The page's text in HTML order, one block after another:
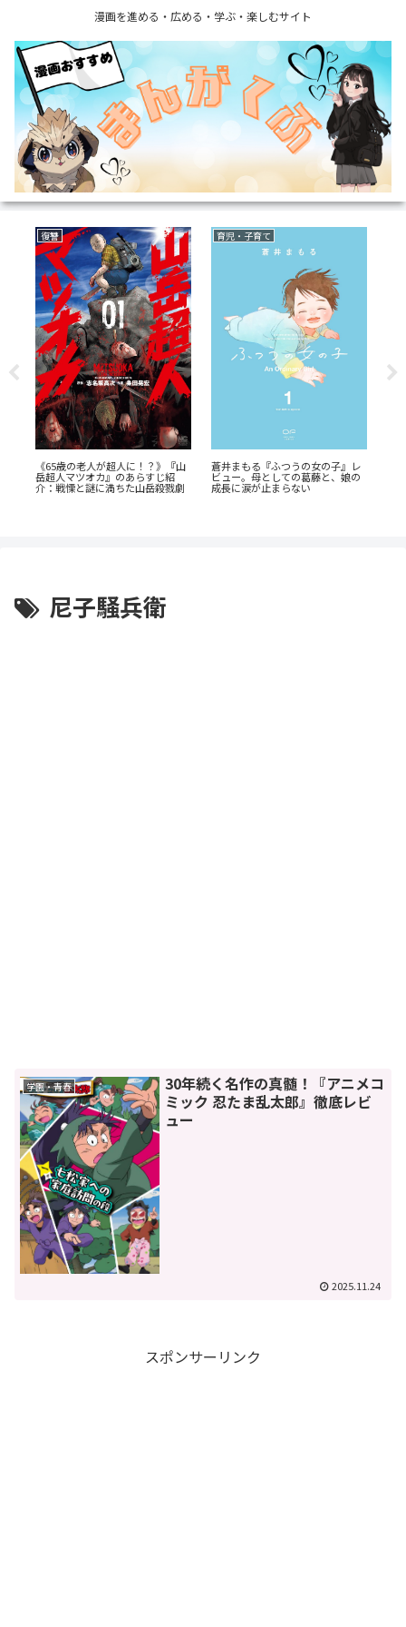
漫画を進める・広める・学ぶ・楽しむサイト
復讐
《65歳の老人が超人に！？》『山
岳超人マツオカ』のあらすじ紹
介：戦慄と謎に満ちた山岳殺戮劇
育児・子育て
蒼井まもる『ふつうの女の子』レ
ビュー。母としての葛藤と、娘の
成長に涙が止まらない
尼子騒兵衛
学園・青春
30年続く名作の真髄！『アニメコ
ミック 忍たま乱太郎』徹底レビ
ュー
2025.11.24
スポンサーリンク